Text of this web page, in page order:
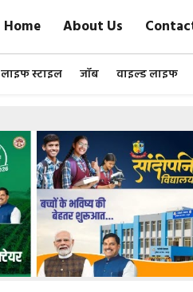
Home About Us
लाइफ स्टाइल जॉब वाइल्ड लाइफ